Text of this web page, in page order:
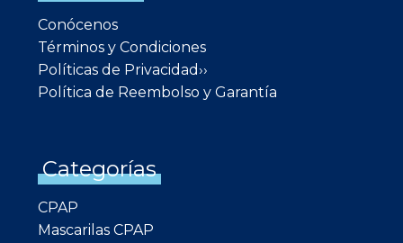
Conócenos
Términos y Condiciones
Políticas de Privacidad››
Política de Reembolso y Garantía
Categorías
CPAP
Mascarilas CPAP